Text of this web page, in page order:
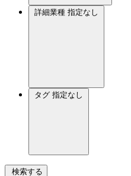
詳細業種 指定なし
タグ 指定なし
検索する